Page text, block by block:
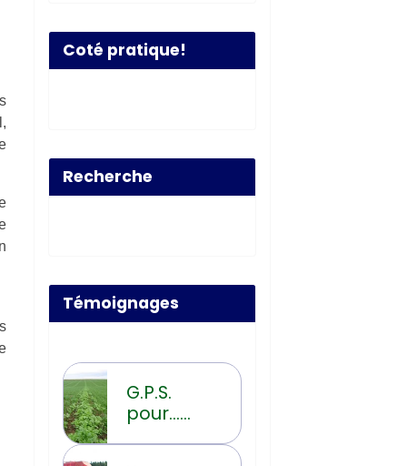
Coté pratique!
Recherche
Témoignages
G.P.S.
pour...